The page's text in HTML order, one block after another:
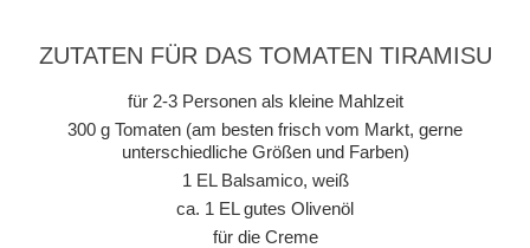
ZUTATEN FÜR DAS TOMATEN TIRAMISU
für 2-3 Personen als kleine Mahlzeit
300 g Tomaten (am besten frisch vom Markt, gerne
unterschiedliche Größen und Farben)
1 EL Balsamico, weiß
ca. 1 EL gutes Olivenöl
für die Creme